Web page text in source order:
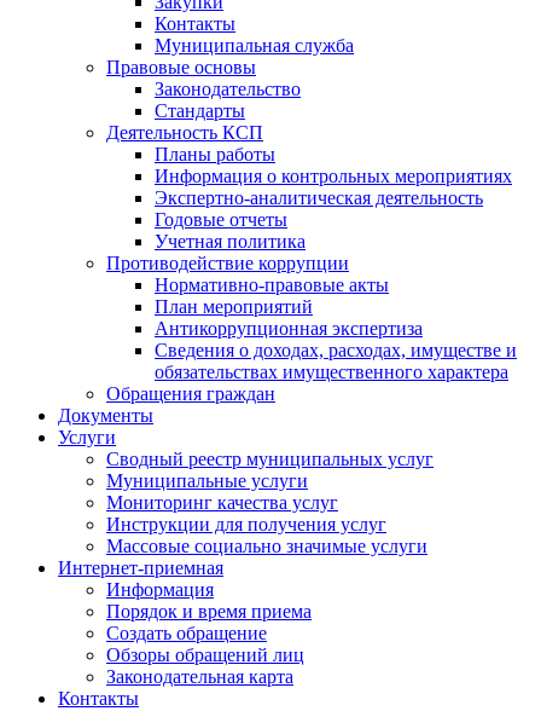
Контакты
Муниципальная служба
Правовые основы
Законодательство
Стандарты
Деятельность КСП
Планы работы
Информация о контрольных мероприятиях
Экспертно-аналитическая деятельность
Годовые отчеты
Учетная политика
Противодействие коррупции
Нормативно-правовые акты
План мероприятий
Антикоррупционная экспертиза
Сведения о доходах, расходах, имуществе и
обязательствах имущественного характера
Обращения граждан
Документы
Услуги
Сводный реестр муниципальных услуг
Муниципальные услуги
Мониторинг качества услуг
Инструкции для получения услуг
Массовые социально значимые услуги
Интернет-приемная
Информация
Порядок и время приема
Создать обращение
Обзоры обращений лиц
Законодательная карта
Контакты